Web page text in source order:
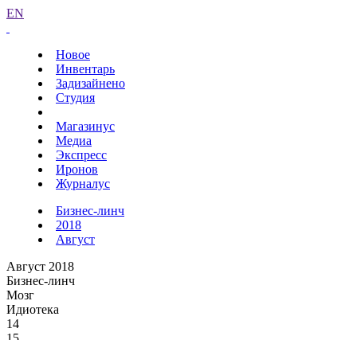
EN
Новое
Инвентарь
Задизайнено
Студия
Магазинус
Медиа
Экспресс
Иронов
Журналус
Бизнес-линч
2018
Август
Август 2018
Бизнес-линч
Мозг
Идиотека
14